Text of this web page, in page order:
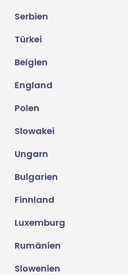
Serbien
Türkei
Belgien
England
Polen
Slowakei
Ungarn
Bulgarien
Finnland
Luxemburg
Rumänien
Slowenien